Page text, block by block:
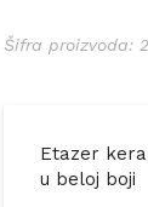
Šifra proizvoda:
Etazer
u beloj boji